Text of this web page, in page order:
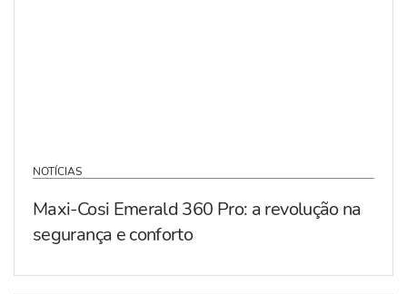
NOTÍCIAS
Maxi-Cosi Emerald 360 Pro: a revolução na
segurança e conforto